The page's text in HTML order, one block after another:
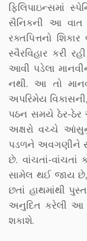
ફિલિપાઇન્સમાં
સૈનિકની આ વાત
રક્તપિત્તનો
સ્વૈરવિહાર કરી
આવી પડેલા
નથી. આ તો
અપરિમેય
પઠન સમયે ઠેર-
અક્ષરો વચ્ચે
પડળને અવગણીને
છે. વાંચતાં-
સામેલ થઈ જાય
છતાં હાથમાંથી
અનુદિત કરેલી આ
શકાશે.